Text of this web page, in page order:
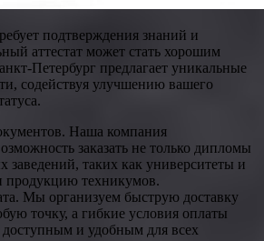
подтверждения знаний и
аттестат может стать хорошим
Петербург предлагает уникальные
содействуя улучшению вашего
Наша компания
заказать не только дипломы
заведений, таких как университеты и
продукцию техникумов.
Мы организуем быструю доставку
точку, а гибкие условия оплаты
доступным и удобным для всех